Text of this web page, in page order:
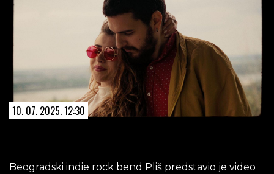
10. 07. 2025. 12:30
Beogradski indie rock bend Pliš predstavio je video